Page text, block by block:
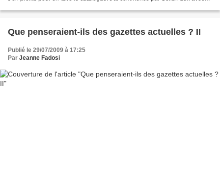
Que penseraient-ils des gazettes actuelles ? II
Publié le 29/07/2009 à 17:25
Par Jeanne Fadosi